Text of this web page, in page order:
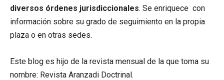
diversos órdenes jurisdiccionales. Se enriquece con
información sobre su grado de seguimiento en la propia
plaza o en otras sedes.
Este blog es hijo de la revista mensual de la que toma su
nombre: Revista Aranzadi Doctrinal.